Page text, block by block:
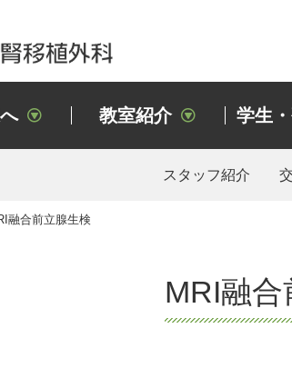
教室紹介 学生
スタッフ紹介
融合前立腺生検
MRI融